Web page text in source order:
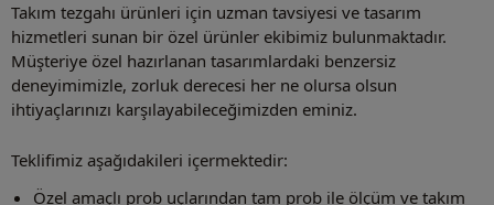
Takım tezgahı ürünleri için uzman tavsiyesi ve tasarım
hizmetleri sunan bir özel ürünler ekibimiz bulunmaktadır.
Müşteriye özel hazırlanan tasarımlardaki benzersiz
deneyimimizle, zorluk derecesi her ne olursa olsun
ihtiyaçlarınızı karşılayabileceğimizden eminiz.
Teklifimiz aşağıdakileri içermektedir:
Özel amaçlı prob uçlarından tam prob ile ölçüm ve takım